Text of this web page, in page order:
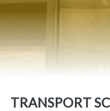
TRANSPORT